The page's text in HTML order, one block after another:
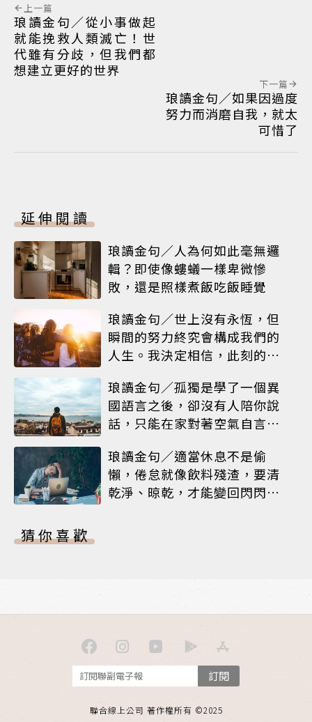
上一篇
琅讀金句／從小事做起
就能挽救人類滅亡！世
代雖有分歧，但我們都
想建立更好的世界
下一篇
琅讀金句／如果因過度
努力而消磨自我，就太
可惜了
延伸閱讀
琅讀金句／人為何如此毫無邏
輯？即使像螻蟻一樣卑微慘
敗，還是照樣煮飯吃飯睡覺
琅讀金句／世上沒有永恆，但
瞬間的努力終究會構成我們的
人生。我決定相信，此刻的閃
琅讀金句／孤獨是學了一個異
國語言之後，卻沒有人陪你說
話，只能在家對著空氣自言自
琅讀金句／適當休息不是偷
懶，倦怠就像飲料殘渣，要清
乾淨、晾乾，才能變回閃閃發
猜你喜歡
訂閱
聯合線上公司 著作權所有 ©2025